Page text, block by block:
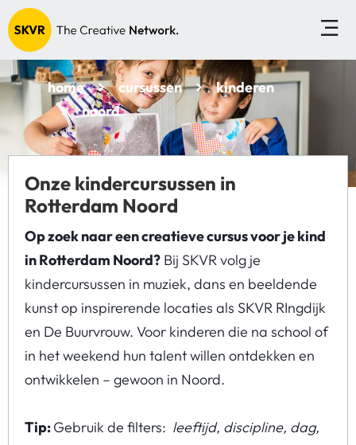
home cursussen
kinderen
noord
Onze kindercursussen in
Rotterdam Noord
Op zoek naar een creatieve cursus voor je kind
in Rotterdam Noord? Bij SKVR volg je
kindercursussen in muziek, dans en beeldende
kunst op inspirerende locaties als SKVR RIngdijk
en De Buurvrouw. Voor kinderen die na school of
in het weekend hun talent willen ontdekken en
ontwikkelen – gewoon in Noord.
Tip:Gebruik de filters: leeftijd, discipline, dag,